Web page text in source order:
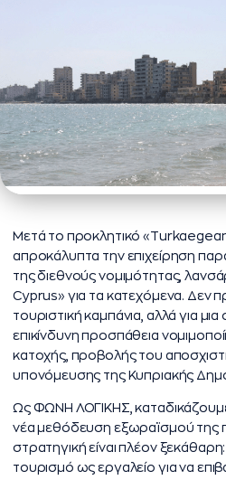
Μετά το προκλητικό
απροκάλυπτα την επιχείρηση
της διεθνούς νομιμότητας,
Cyprus» για τα κατεχόμενα. Δεν
τουριστική καμπάνια, αλλά για
επικίνδυνη προσπάθεια
κατοχής, προβολής του
υπονόμευσης της Κυπριακής
Ως ΦΩΝΗ ΛΟΓΙΚΗΣ,
νέα μεθόδευση εξωραϊσμού της
στρατηγική είναι πλέον
τουρισμό ως εργαλείο για να